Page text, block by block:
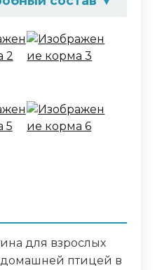
(из
сахара,
11.5%, жир 2.5%,
клетчатка 0.1%,
6) 0.4%
для взрослых
птицей в